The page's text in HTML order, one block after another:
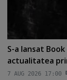
S-a lansat
actualitatea
7 AUG 2026 17:00